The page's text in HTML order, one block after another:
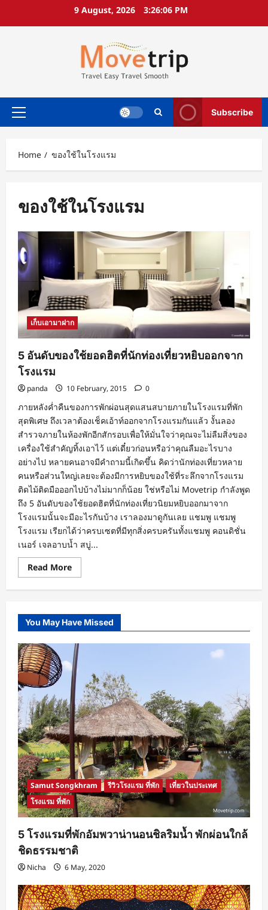
9 August, 2026 3:26:07 PM
Primary
Subscribe
Home ของใช้ในโรงแรม
ของใช้ในโรงแรม
เก็บเอามาฝาก
5 อันดับของใช้ยอดฮิตที่นักท่องเที่ยวหยิบออกจาก
โรงแรม
panda 10 February, 2015 0
ภายหลังค่ำคืนของการพักผ่อนสุดแสนสบายภายในโรงแรมที่พัก
สุดพิเศษ ถึงเวลาต้องเช็คเอ้าท์ออกจากโรงแรมกันแล้ว งั้นลอง
สำรวจภายในห้องพักอีกสักรอบเพื่อให้มั่นใจว่าคุณจะไม่ลืมสิ่งของ
เครื่องใช้สำคัญทิ้งเอาไว้ แต่เดี๋ยวก่อนหรือว่าคุณลืมอะไรบาง
อย่างไป หลายคนอาจมีคำถามนี้เกิดขึ้น คิดว่านักท่องเที่ยวหลาย
คนหรือส่วนใหญ่เลยจะต้องมีการหยิบของใช้ที่ระลึกจากโรงแรม
ติดไม้ติดมือออกไปบ้างไม่มากก็น้อย ใช่หรือไม่ Movetrip กำลังพูด
ถึง 5 อันดับของใช้ยอดฮิตที่นักท่องเที่ยวนิยมหยิบออกมาจาก
โรงแรมนั้นจะมีอะไรกันบ้าง เราลองมาดูกันเลย แชมพู แชมพู
โรงแรม เรียกได้ว่าครบเซตที่มีทุกสิ่งครบครันทั้งแชมพู คอนดิชั่น
เนอร์ เจลอาบน้ำ สบู่...
Read MoreRead
more
5
ยอด
ฮิต
ที่
นัก
ท่อง
เที่ยว
หยิบ
ออก
จาก
โรงแรม
You May Have Missed
Samut Songkhram รีวิวโรงแรม ที่พัก
เที่ยวในประเทศ
โรงแรม ที่พัก
5 โรงแรมที่พักอัมพวาน่านอนชิลริมน้ำ พักผ่อนใกล้
ชิดธรรมชาติ
Nicha 6 May, 2020